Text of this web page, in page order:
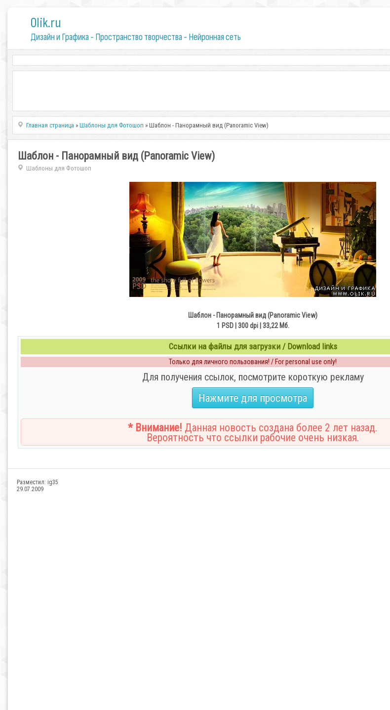
0lik.ru
Дизайн и Графика - Пространство творчества - Нейронная сеть
Главная страница »Шаблоны для Фотошоп » Шаблон - Панорамный вид (Panoramic View)
Шаблон - Панорамный вид (Panoramic View)
Шаблоны для Фотошоп
Шаблон - Панорамный вид (Panoramic View)
1 PSD | 300 dpi | 33,22 Мб.
Ссылки на файлы для загрузки / Download links
Только для личного пользования! / For personal use only!
Для получения ссылок, посмотрите короткую рекламу
Нажмите для просмотра
* Внимание! Данная новость создана более 2 лет назад.
Вероятность что ссылки рабочие очень низкая.
Разместил: ig35
29.07.2009